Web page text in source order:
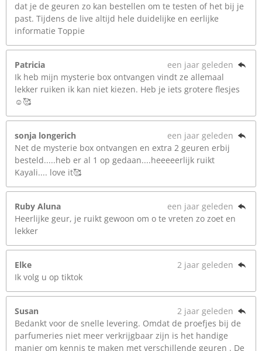
dat je de geuren zo kan bestellen om te testen of het bij je
past. Tijdens de live altijd hele duidelijke en eerlijke
informatie Toppie
Patricia
een jaar geleden
Ik heb mijn mysterie box ontvangen vindt ze allemaal
lekker ruiken ik kan niet kiezen. Heb je iets grotere flesjes
☺️🥰
sonja longerich
een jaar geleden
Net de mysterie box ontvangen en extra 2 geuren erbij
besteld.....heb er al 1 op gedaan....heeeeerlijk ruikt
Kayali.... love it🥰
Ruby Aluna
een jaar geleden
Heerlijke geur, je ruikt gewoon om o te vreten zo zoet en
lekker
Elke
2 jaar geleden
Ik volg u op tiktok
Susan
2 jaar geleden
Bedankt voor de snelle levering. Omdat de proefjes bij de
parfumeries niet meer verkrijgbaar zijn is het handige
manier om kennis te maken met verschillende geuren . De